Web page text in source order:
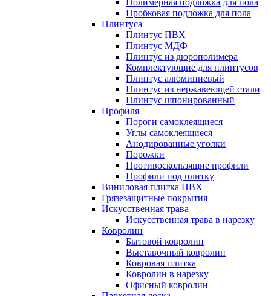
Полимерная подложка для пола
Пробковая подложка для пола
Плинтуса
Плинтус ПВХ
Плинтус МДФ
Плинтус из дюрополимера
Комплектующие для плинтусов
Плинтус алюминиевый
Плинтус из нержавеющей стали
Плинтус шпонированный
Профиля
Пороги самоклеящиеся
Углы самоклеящиеся
Анодированные уголки
Порожки
Противоскользящие профили
Профили под плитку
Виниловая плитка ПВХ
Грязезащитные покрытия
Искусственная трава
Искусственная трава в нарезку
Ковролин
Бытовой ковролин
Выставочный ковролин
Ковровая плитка
Ковролин в нарезку
Офисный ковролин